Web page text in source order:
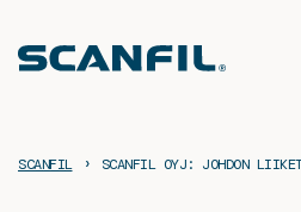
sisältöön
SCANFIL › SCANFIL OYJ: JOHDON